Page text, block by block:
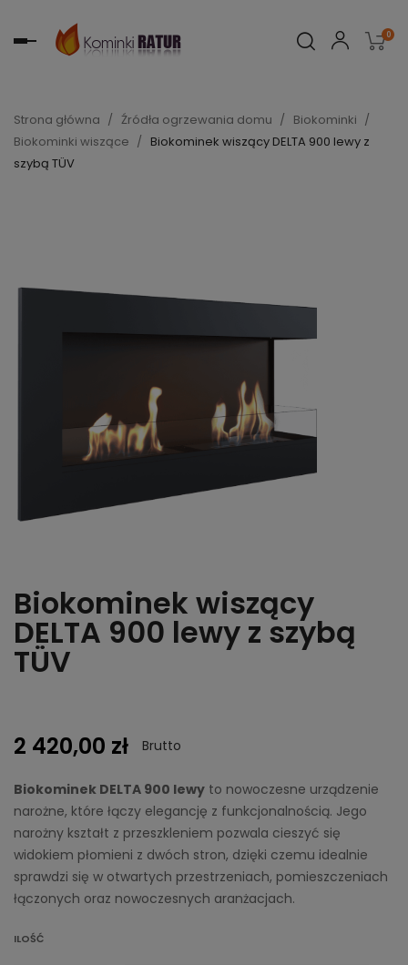
Toggle 0
Strona główna Źródła ogrzewania domu
Biokominki
Biokominki wiszące
Biokominek wiszący DELTA 900 lewy z
szybą TÜV
Biokominek wiszący
DELTA 900 lewy z szybą
TÜV
2 420,00 zł Brutto
Biokominek DELTA 900 lewy to nowoczesne urządzenie
narożne, które łączy elegancję z funkcjonalnością. Jego
narożny kształt z przeszkleniem pozwala cieszyć się
widokiem płomieni z dwóch stron, dzięki czemu idealnie
sprawdzi się w otwartych przestrzeniach, pomieszczeniach
łączonych oraz nowoczesnych aranżacjach.
ILOŚĆ